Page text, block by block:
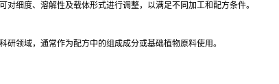
细度、溶解性及载体形式进行调整，以满足不同加工和配方条件。
领域，通常作为配方中的组成成分或基础植物原料使用。